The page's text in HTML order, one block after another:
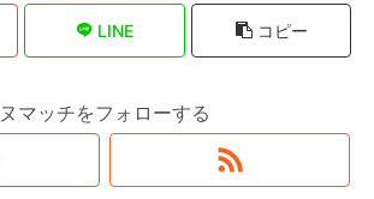
LINE コピー
ヌマッチをフォローする